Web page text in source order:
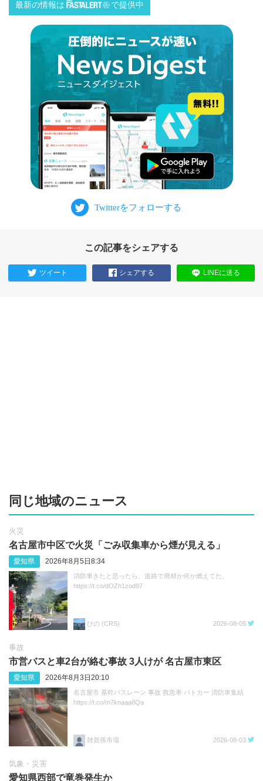
最新の情報は で提供中
この記事をシェアする
ツイート シェアする LINEに送る
同じ地域のニュース
火災
名古屋市中区で火災「ごみ収集車から煙が見える」
愛知県 2026年8月5日8:34
消防車きたと思ったら、道路で廃材か何か燃えてた。
https://t.co/dOZh1zod97
ひの (CRS) 2026-08-05
事故
市営バスと車2台が絡む事故 3人けが 名古屋市東区
愛知県 2026年8月3日20:10
名古屋市 基幹バスレーン 事故 救急車 パトカー 消防車集結
https://t.co/m7knaaa8Qa
雑賀孫市場 2026-08-03
気象・災害
愛知県西部で竜巻発生か